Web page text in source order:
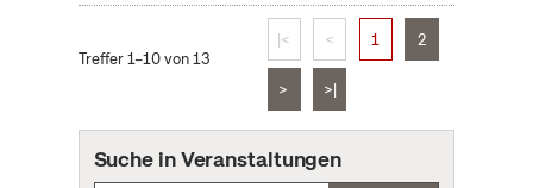
Treffer 1–10 von 13
|< < 1 2
> >|
Suche in Veranstaltungen